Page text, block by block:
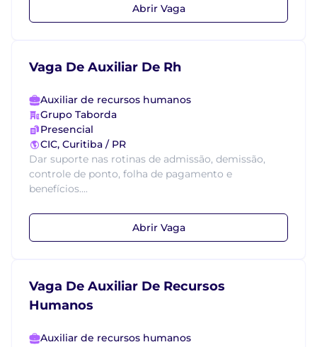
Abrir Vaga
Vaga De Auxiliar De Rh
Auxiliar de recursos humanos
Grupo Taborda
Presencial
CIC, Curitiba / PR
Dar suporte nas rotinas de admissão, demissão,
controle de ponto, folha de pagamento e
benefícios....
Abrir Vaga
Vaga De Auxiliar De Recursos
Humanos
Auxiliar de recursos humanos